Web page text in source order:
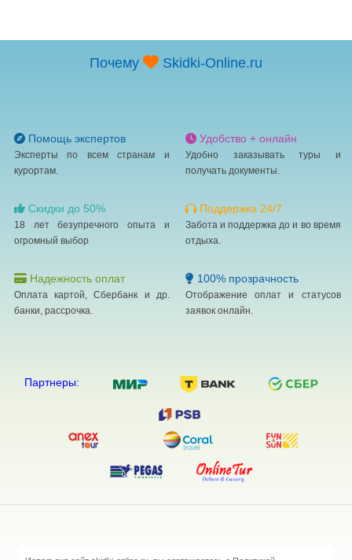
Почему Skidki-Online.ru
Помощь экспертов
Эксперты по всем странам и
курортам.
Удобство + онлайн
Удобно заказывать туры и
получать документы.
Скидки до 50%
18 лет безупречного опыта и
огромный выбор
Поддержка 24/7
Забота и поддержка до и во время
отдыха.
Надежность оплат
Оплата картой, Сбербанк и др.
банки, рассрочка.
100% прозрачность
Отображение оплат и статусов
заявок онлайн.
Партнеры: